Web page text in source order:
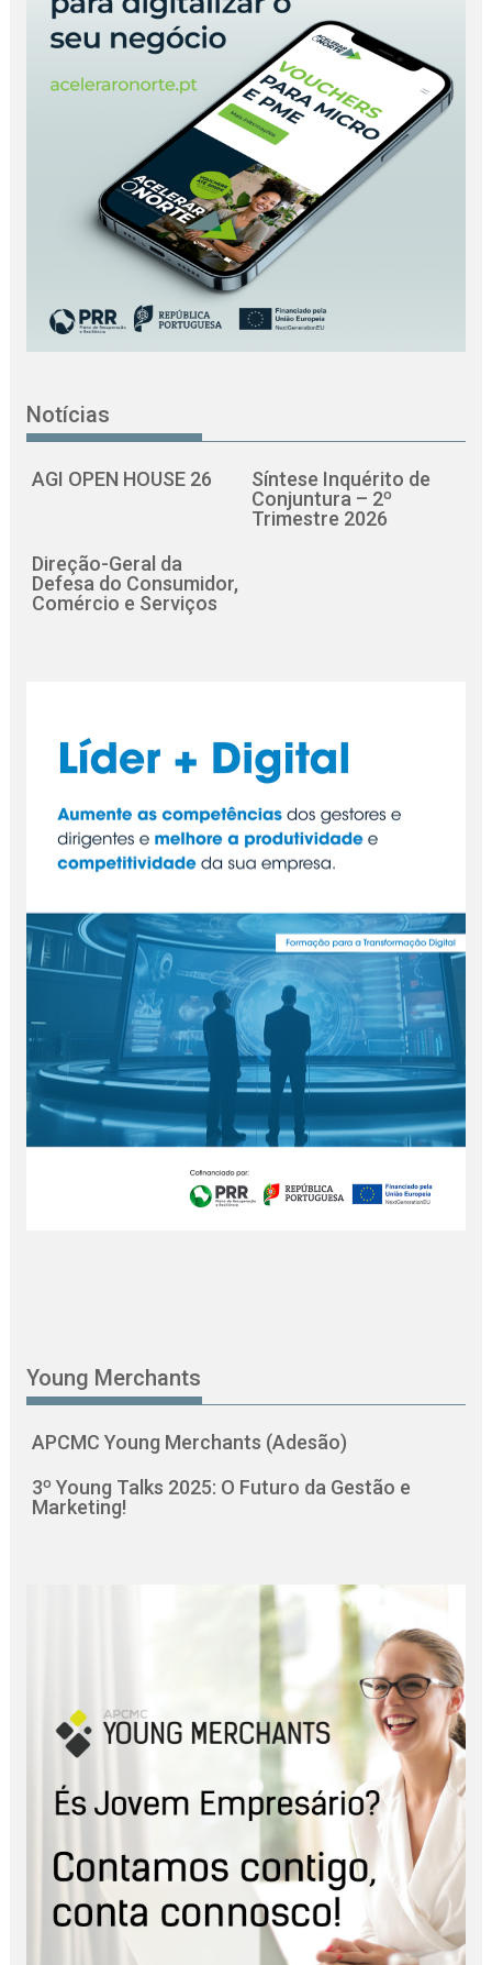
Notícias
AGI OPEN HOUSE 26
Síntese Inquérito de
Conjuntura – 2º
Trimestre 2026
Direção-Geral da
Defesa do Consumidor,
Comércio e Serviços
Young Merchants
APCMC Young Merchants (Adesão)
3º Young Talks 2025: O Futuro da Gestão e
Marketing!